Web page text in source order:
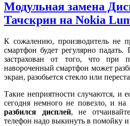
Модульная замена
Тачскрин на Nokia
К сожалению, производитель не
смартфон будет регулярно
застрахован от того, что при
навороченный смартфон может
экран, разобьется стекло или
Такие неприятности случаются, и
сегодня немного не повезло, и
разбился дисплей, не
телефон надо выкинуть в помойку